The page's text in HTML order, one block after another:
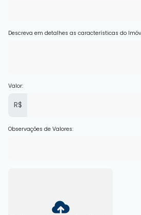
Descreva em detalhes as características do
Valor:
R$
Observações de Valores: